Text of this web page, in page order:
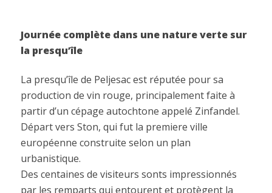
Journée complète dans une nature verte sur
la presqu’île
La presqu’île de Peljesac est réputée pour sa
production de vin rouge, principalement faite à
partir d’un cépage autochtone appelé Zinfandel.
Départ vers Ston, qui fut la premiere ville
européenne construite selon un plan
urbanistique.
Des centaines de visiteurs sonts impressionnés
par les remparts qui entourent et protègent la